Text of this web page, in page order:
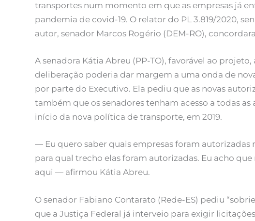
transportes num momento em que as empresas já
pandemia de covid-19. O relator do PL 3.819/2020,
autor, senador Marcos Rogério (DEM-RO),
A senadora Kátia Abreu (PP-TO), favorável ao
deliberação poderia dar margem a uma onda de
por parte do Executivo. Ela pediu que as novas
também que os senadores tenham acesso a todas
início da nova política de transporte, em 2019.
— Eu quero saber quais empresas foram autorizadas
para qual trecho elas foram autorizadas. Eu acho
aqui — afirmou Kátia Abreu.
O senador Fabiano Contarato (Rede-ES) pediu
que a Justiça Federal já interveio para exigir